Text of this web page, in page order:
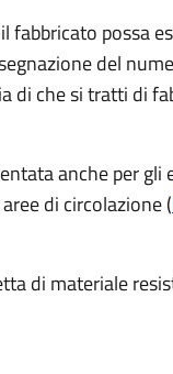
possa
del
di che si tratti di
anche per gli
di circolazione (
di materiale